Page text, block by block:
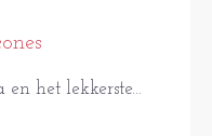
en het lekkerste...